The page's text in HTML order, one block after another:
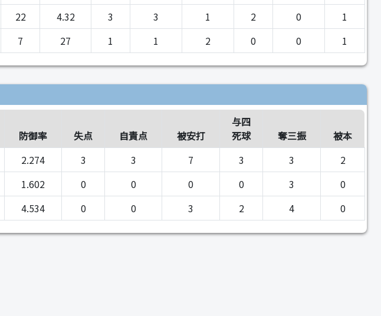
22 4.32 3 3 1 2 0
1
7 27 1 1 2 0 0 1
防御率 失点 自責点 被安打
与四
死球
奪三振
被本
2.274 3 3 7 3 3
2
1.602 0 0 0 0 3
0
4.534 0 0 3 2 4 0